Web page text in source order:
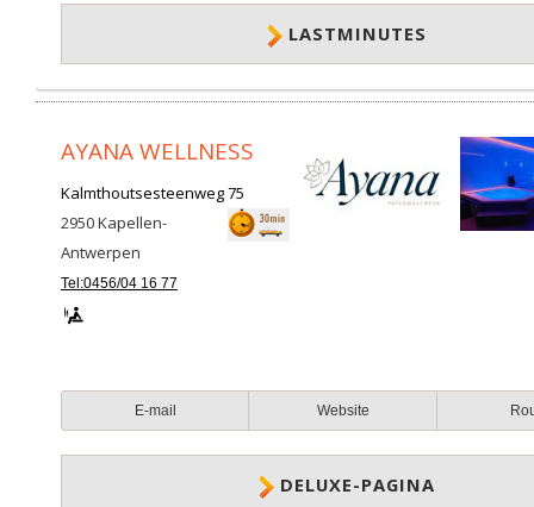
LASTMINUTES
AYANA WELLNESS
Kalmthoutsesteenweg 75
2950Kapellen-
Antwerpen
Tel:0456/04 16 77
E-mail Website
DELUXE-PAGINA